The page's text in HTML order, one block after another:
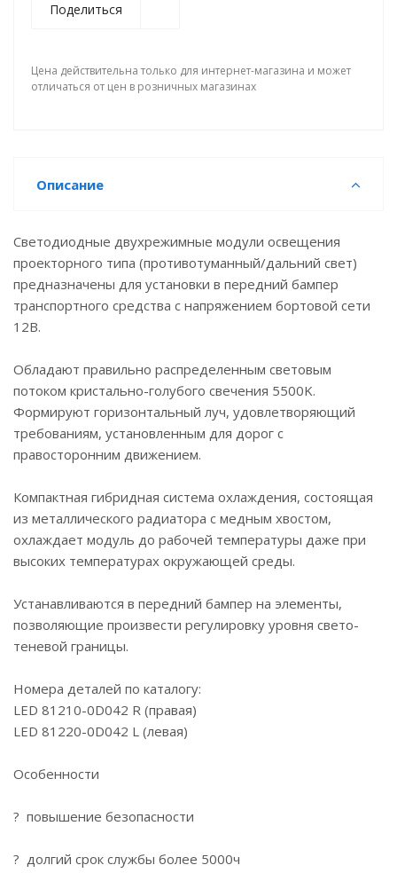
Поделиться
Цена действительна только для интернет-магазина и может
отличаться от цен в розничных магазинах
Описание
Светодиодные двухрежимные модули освещения
проекторного типа (противотуманный/дальний свет)
предназначены для установки в передний бампер
транспортного средства с напряжением бортовой сети
12В.
Обладают правильно распределенным световым
потоком кристально-голубого свечения 5500K.
Формируют горизонтальный луч, удовлетворяющий
требованиям, установленным для дорог с
правосторонним движением.
Компактная гибридная система охлаждения, состоящая
из металлического радиатора с медным хвостом,
охлаждает модуль до рабочей температуры даже при
высоких температурах окружающей среды.
Устанавливаются в передний бампер на элементы,
позволяющие произвести регулировку уровня свето-
теневой границы.
Номера деталей по каталогу:
LED 81210-0D042 R (правая)
LED 81220-0D042 L (левая)
Особенности
? повышение безопасности
? долгий срок службы более 5000ч